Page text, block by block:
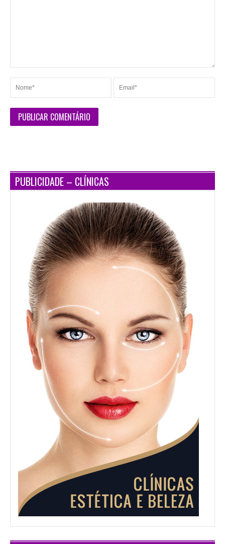
PUBLICIDADE – CLÍNICAS